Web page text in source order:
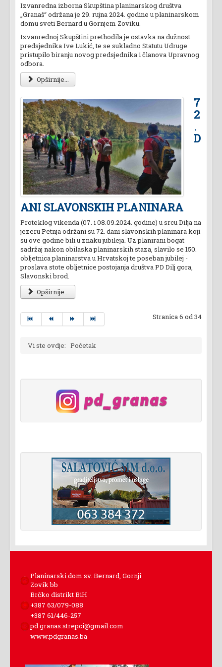
Izvanredna izborna Skupština planinarskog društva
„Granaš“ održana je 29. rujna 2024. godine u planinarskom
domu sveti Bernard u Gornjem Zoviku.
Izvanrednoj Skupštini prethodila je ostavka na dužnost
predsjednika Ive Lukić, te se sukladno Statutu Udruge
pristupilo biranju novog predsjednika i članova Upravnog
odbora.
Opširnije...
7
2
.
D
ANI SLAVONSKIH PLANINARA
Proteklog vikenda (07. i 08.09.2024. godine) u srcu Dilja na
jezeru Petnja održani su 72. dani slavonskih planinara koji
su ove godine bili u znaku jubileja. Uz planirani bogat
sadržaj nakon obilaska planinarskih staza, slavilo se 150.
obljetnica planinarstva u Hrvatskoj te poseban jubilej -
proslava stote obljetnice postojanja društva PD Dilj gora,
Slavonski brod.
Opširnije...
Stranica 6 od 34
Vi ste ovdje: Početak
Planinarski dom sv. Bernard, Gornji
Zovik bb
Brčko distrikt BiH
+387 63/079-088
+387 61/446-257
pd.granas.strepci@gmail.com
www.pdgranas.ba